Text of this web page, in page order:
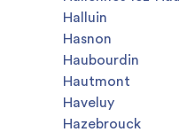
Halluin
Hasnon
Haubourdin
Hautmont
Haveluy
Hazebrouck